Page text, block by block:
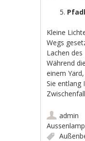
Kleine
Wegs
Lachen des
Während
einem
Sie entlang
admin